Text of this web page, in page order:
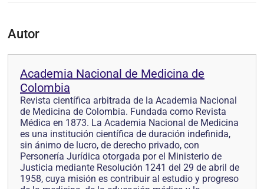
Autor
Academia Nacional de Medicina de
Colombia
Revista científica arbitrada de la Academia Nacional
de Medicina de Colombia. Fundada como Revista
Médica en 1873. La Academia Nacional de Medicina
es una institución científica de duración indefinida,
sin ánimo de lucro, de derecho privado, con
Personería Jurídica otorgada por el Ministerio de
Justicia mediante Resolución 1241 del 29 de abril de
1958, cuya misión es contribuir al estudio y progreso